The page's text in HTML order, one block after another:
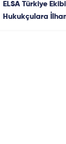
ELSA Türkiye
Hukukçulara